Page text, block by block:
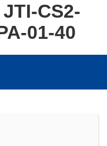
CS2-
01-40